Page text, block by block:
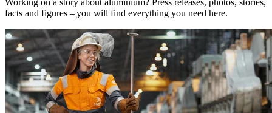
Working on a story about aluminium? Press releases, photos, stories,
facts and figures – you will find everything you need here.